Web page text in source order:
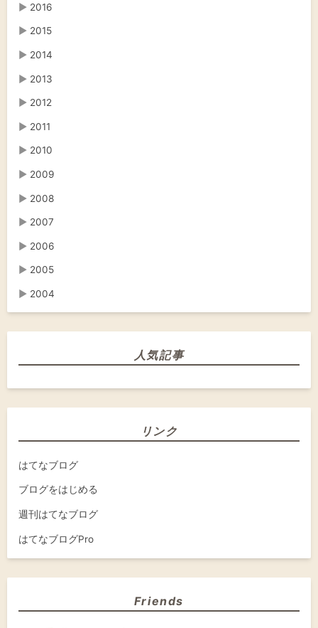
▶ 2016
▶ 2015
▶ 2014
▶ 2013
▶ 2012
▶ 2011
▶ 2010
▶ 2009
▶ 2008
▶ 2007
▶ 2006
▶ 2005
▶ 2004
人気記事
リンク
はてなブログ
ブログをはじめる
週刊はてなブログ
はてなブログPro
Friends